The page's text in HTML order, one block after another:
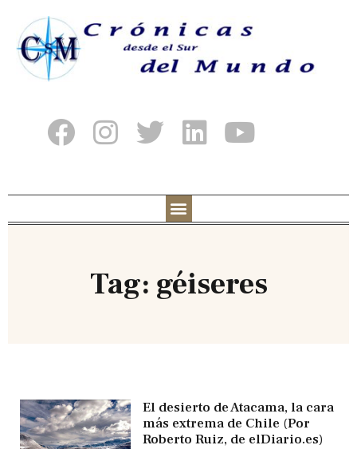
Tag: géiseres
El desierto de Atacama, la cara
más extrema de Chile (Por
Roberto Ruiz, de elDiario.es)